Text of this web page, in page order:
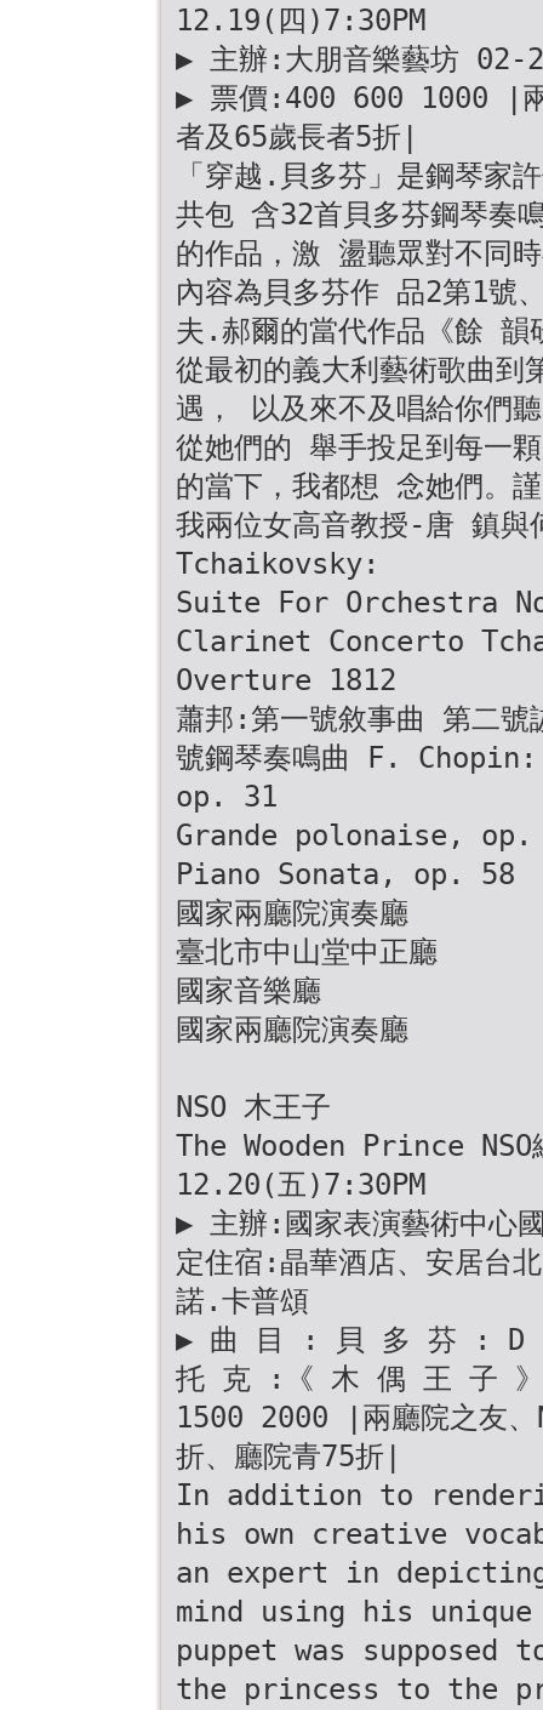
12.19(四)7:30PM
▶ 主辦:大朋音樂藝坊 02-
▶ 票價:400 600 1000 |兩
者及65歲長者5折|
「穿越.貝多芬」是鋼琴家
共包 含32首貝多芬鋼琴奏
的作品，激 盪聽眾對不同
內容為貝多芬作 品2第1號
夫.郝爾的當代作品《餘 韻
從最初的義大利藝術歌曲到
遇， 以及來不及唱給你們
從她們的 舉手投足到每一
的當下，我都想 念她們。
我兩位女高音教授-唐 鎮與
Tchaikovsky:
Suite For Orchestra
Clarinet Concerto
Overture 1812
蕭邦:第一號敘事曲 第二號
號鋼琴奏鳴曲 F.
op. 31
Grande polonaise,
Piano Sonata, op. 58
國家兩廳院演奏廳
臺北市中山堂中正廳
國家音樂廳
國家兩廳院演奏廳
NSO 木王子
The Wooden Prince NSO
12.20(五)7:30PM
▶ 主辦:國家表演藝術中心
定住宿:晶華酒店、安居
諾.卡普頌
▶ 曲 目 : 貝 多 芬 : D
托 克 :《 木 偶 王 子
1500 2000 |兩廳院之友、
折、廳院青75折|
In addition to
his own creative
an expert in
mind using his unique
puppet was
the princess to the